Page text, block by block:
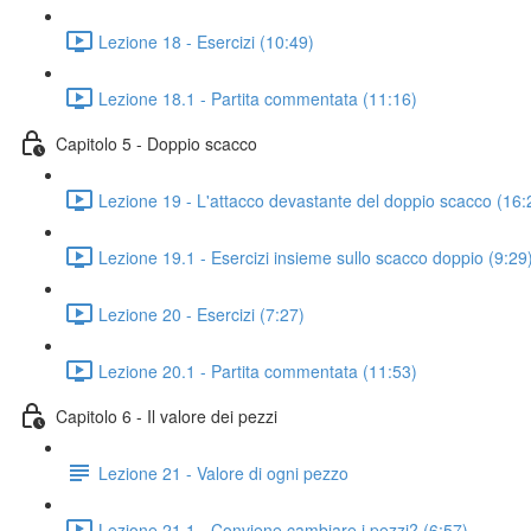
Lezione 18 - Esercizi (10:49)
Lezione 18.1 - Partita commentata (11:16)
Capitolo 5 - Doppio scacco
Lezione 19 - L'attacco devastante del doppio scacco
Lezione 19.1 - Esercizi insieme sullo scacco doppio (9:29)
Lezione 20 - Esercizi (7:27)
Lezione 20.1 - Partita commentata (11:53)
Capitolo 6 - Il valore dei pezzi
Lezione 21 - Valore di ogni pezzo